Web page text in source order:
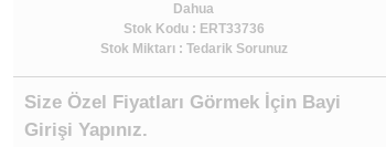
Dahua
Stok Kodu : ERT33736
Stok Miktarı : Tedarik Sorunuz
Size Özel Fiyatları Görmek İçin Bayi
Girişi Yapınız.